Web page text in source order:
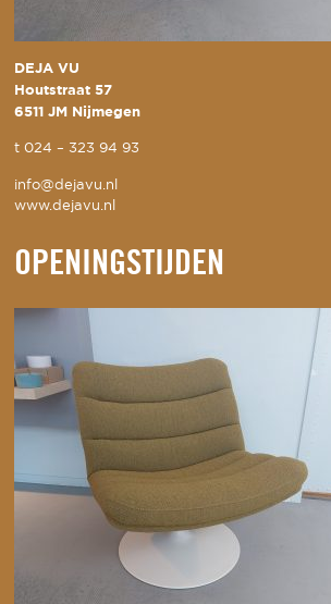
DEJA VU
Houtstraat 57
6511 JM Nijmegen
t024 – 323 94 93
info@dejavu.nl
www.dejavu.nl
OPENINGSTIJDEN